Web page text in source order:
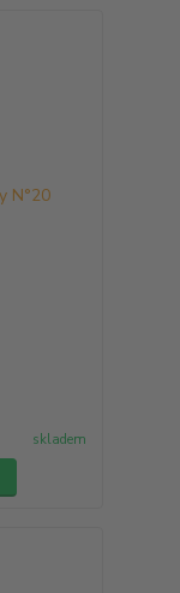
skladem